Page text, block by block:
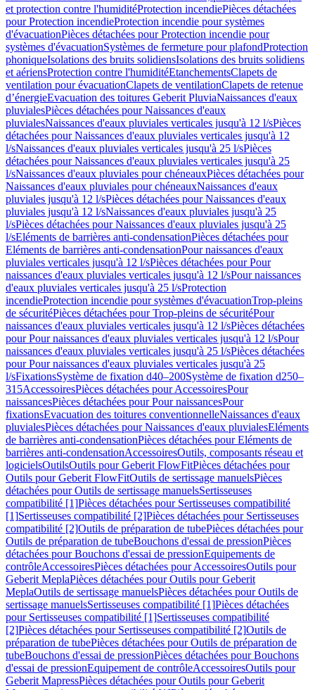
et protection contre l'humiditéProtection incendiePièces détachées
pour Protection incendieProtection incendie pour systèmes
d'évacuationPièces détachées pour Protection incendie pour
systèmes d'évacuationSystèmes de fermeture pour plafondProtection
phoniqueIsolations des bruits solidiensIsolations des bruits solidiens
et aériensProtection contre l'humiditéEtanchementsClapets de
ventilation pour évacuationClapets de ventilationClapets de retenue
d’énergieEvacuation des toitures Geberit PluviaNaissances d'eaux
pluvialesPièces détachées pour Naissances d'eaux
pluvialesNaissances d'eaux pluviales verticales jusqu'à 12 l/sPièces
détachées pour Naissances d'eaux pluviales verticales jusqu'à 12
l/sNaissances d'eaux pluviales verticales jusqu'à 25 l/sPièces
détachées pour Naissances d'eaux pluviales verticales jusqu'à 25
l/sNaissances d'eaux pluviales pour chéneauxPièces détachées pour
Naissances d'eaux pluviales pour chéneauxNaissances d'eaux
pluviales jusqu'à 12 l/sPièces détachées pour Naissances d'eaux
pluviales jusqu'à 12 l/sNaissances d'eaux pluviales jusqu'à 25
l/sPièces détachées pour Naissances d'eaux pluviales jusqu'à 25
l/sEléments de barrières anti-condensationPièces détachées pour
Eléments de barrières anti-condensationPour naissances d'eaux
pluviales verticales jusqu'à 12 l/sPièces détachées pour Pour
naissances d'eaux pluviales verticales jusqu'à 12 l/sPour naissances
d'eaux pluviales verticales jusqu'à 25 l/sProtection
incendieProtection incendie pour systèmes d'évacuationTrop-pleins
de sécuritéPièces détachées pour Trop-pleins de sécuritéPour
naissances d'eaux pluviales verticales jusqu'à 12 l/sPièces détachées
pour Pour naissances d'eaux pluviales verticales jusqu'à 12 l/sPour
naissances d'eaux pluviales verticales jusqu'à 25 l/sPièces détachées
pour Pour naissances d'eaux pluviales verticales jusqu'à 25
l/sFixationsSystème de fixation d40–200Système de fixation d250–
315AccessoiresPièces détachées pour AccessoiresPour
naissancesPièces détachées pour Pour naissancesPour
fixationsEvacuation des toitures conventionnelleNaissances d'eaux
pluvialesPièces détachées pour Naissances d'eaux pluvialesEléments
de barrières anti-condensationPièces détachées pour Eléments de
barrières anti-condensationAccessoiresOutils, composants réseau et
logicielsOutilsOutils pour Geberit FlowFitPièces détachées pour
Outils pour Geberit FlowFitOutils de sertissage manuelsPièces
détachées pour Outils de sertissage manuelsSertisseuses
compatibilité [1]Pièces détachées pour Sertisseuses compatibilité
[1]Sertisseuses compatibilité [2]Pièces détachées pour Sertisseuses
compatibilité [2]Outils de préparation de tubePièces détachées pour
Outils de préparation de tubeBouchons d'essai de pressionPièces
détachées pour Bouchons d'essai de pressionEquipements de
contrôleAccessoiresPièces détachées pour AccessoiresOutils pour
Geberit MeplaPièces détachées pour Outils pour Geberit
MeplaOutils de sertissage manuelsPièces détachées pour Outils de
sertissage manuelsSertisseuses compatibilité [1]Pièces détachées
pour Sertisseuses compatibilité [1]Sertisseuses compatibilité
[2]Pièces détachées pour Sertisseuses compatibilité [2]Outils de
préparation de tubePièces détachées pour Outils de préparation de
tubeBouchons d'essai de pressionPièces détachées pour Bouchons
d'essai de pressionEquipement de contrôleAccessoiresOutils pour
Geberit MapressPièces détachées pour Outils pour Geberit